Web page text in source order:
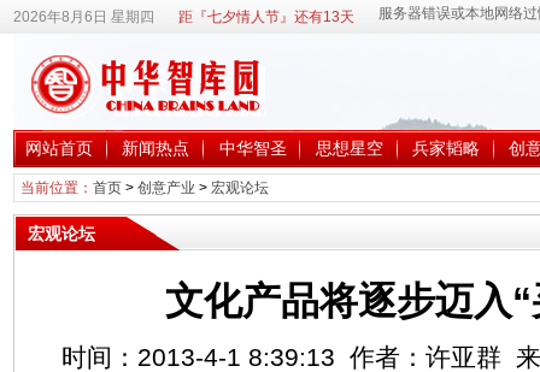
2026年8月6日 星期四 距『七夕情人节』还有13天
网站首页 新闻热点 中华智圣 思想星空 兵家韬略 创
当前位置： 首页> 创意产业 > 宏观论坛
宏观论坛
文化产品将逐步迈入
时间：2013-4-1 8:39:13 作者：许亚群